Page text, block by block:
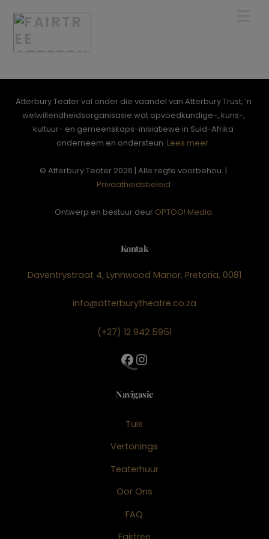
Atterbury Teater val onder die vaandel van Atterbury Trust, ‘n
welwillendheidsorganisasie wat opvoedkundige-, kuns-,
kultuur- en gemeenskaps-inisiatiewe in Suid-Afrika
onderneem en ondersteun. Lees meer.
© Atterbury Teater 2026 | Alle regte voorbehou. |
Privaatheidsbeleid
Ontwerp en bestuur deur OPTOG! Media.
Kontak
Daventrystraat 4, Lynnwood Manor, Pretoria, 0081
info@atterburytheatre.co.za
(+27) 12 942 5951
Facebook
Instagram
Navigasie
Tuis
Vertonings
Teaterhuur
Oor Ons
FAQ